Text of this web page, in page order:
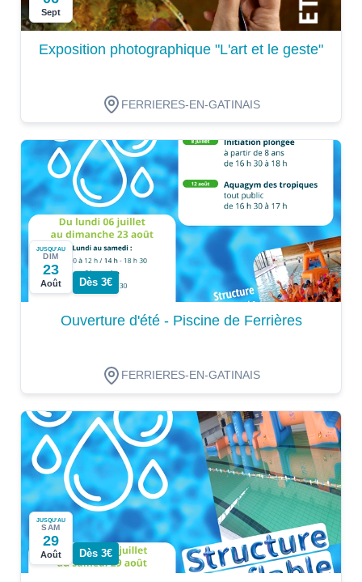
Sept
Exposition photographique "L'art et le geste"
FERRIERES-EN-GATINAIS
JUSQU'AU
DIM
23
Août Dès 3€
Ouverture d'été - Piscine de Ferrières
FERRIERES-EN-GATINAIS
JUSQU'AU
SAM
29
Août Dès 3€